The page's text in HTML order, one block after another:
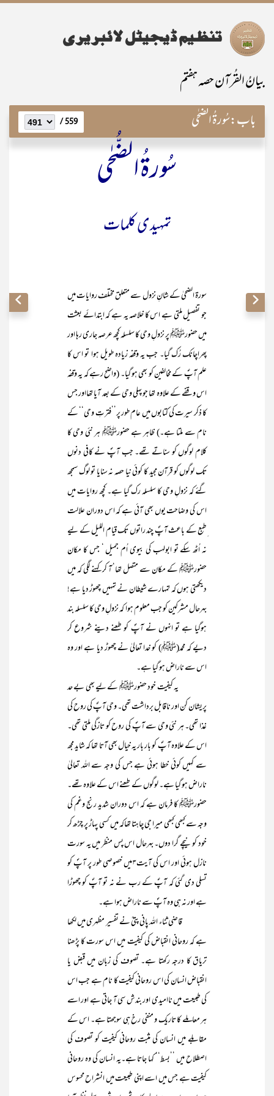
بیانُ القُرآن حصہ ہفتم
باب:سُورۃُ الضُّحٰی 559 /
سُورۃُ الضُّحٰی
تمہیدی کلمات
سورۃ الضحیٰ کے شانِ نزول سے متعلق مختلف روایات میں
جو تفصیل ملتی ہے اس کا خلاصہ یہ ہے کہ ابتدائے بعثت
میں حضورﷺ پر نزولِ وحی کا سلسلہ کچھ عرصہ جاری رہا اور
پھراچانک رُک گیا۔ جب یہ وقفہ زیادہ طویل ہوا تو اس کا
علم آپؐ کے مخالفین کو بھی ہو گیا۔ (واضح رہے کہ یہ وقفہ
اس وقفے کے علاوہ تھا جو پہلی وحی کے بعد آیا تھااور جس
کا ذکر سیرت کی کتابوں میں عام طور پر’’فترتِ وحی‘‘ کے
نام سے ملتا ہے۔) ظاہر ہے حضورﷺ ہر نئی وحی کا
کلام لوگوں کو سناتے تھے۔ جب آپؐ نے کافی دنوں
تک لوگوں کو قرآن مجید کا کوئی نیا حصہ نہ سنایا تو لوگ سمجھ
گئے کہ نزولِ وحی کا سلسلہ رک گیا ہے۔ کچھ روایات میں
اس کی وضاحت یوں بھی آئی ہے کہ اس دوران علالت
ِطبع کے باعث آپؐ چند راتوں تک قیام اللیل کے لیے
نہ اُٹھ سکے تو ابولہب کی بیوی اُم جمیل ‘ جس کا مکان
حضورﷺ کے مکان سے متصل تھا‘ آ کر کہنے لگی کہ میں
دیکھتی ہوں کہ تمہارے شیطان نے تمہیں چھوڑ دیا ہے!
بہرحال مشرکین کو جب معلوم ہوا کہ نزولِ وحی کا سلسلہ بند
ہوگیا ہے تو انہوں نے آپؐ کو طعنے دینے شروع کر
دیے کہ محمد(ﷺ) کو خدا تعالیٰ نے چھوڑ دیا ہے اور وہ
اس سے ناراض ہو گیا ہے۔
یہ کیفیت خود حضورﷺ کے لیے بھی بے حد
پریشان کن اور ناقابل برداشت تھی۔ وحی آپؐ کی روح کی
غذا تھی۔ ہر نئی وحی سے آپؐ کی روح کو تازگی ملتی تھی۔
اس کے علاوہ آپؐ کو بار بار یہ خیال بھی آتا تھا کہ شاید مجھ
سے کہیں کوئی خطا ہوئی ہے جس کی وجہ سے اللہ تعالیٰ
ناراض ہو گیا ہے۔ لوگوں کے طعنے اس کے علاوہ تھے۔
حضورﷺ کا فرمان ہے کہ اس دوران شدید رنج وغم کی
وجہ سے کبھی کبھی میرا جی چاہتا تھاکہ میں کسی پہاڑ پر چڑھ کر
خود کو نیچے گرا دوں۔ بہرحال اس پس منظر میں یہ سورت
نازل ہوئی اور اس کی آیت۳ میں خصوصی طور پر آپؐ کو
تسلی دی گئی کہ آپؐ کے رب نے نہ تو آپؐ کو چھوڑا
ہے اور نہ ہی وہ آپؐ سے ناراض ہوا ہے۔
قاضی ثناء اللہ پانی پتیؒ نے تفسیر مظہری میں لکھا
ہے کہ روحانی انقباض کی کیفیت میں اس سورت کا پڑھنا
تریاق کا درجہ رکھتا ہے۔ تصوف کی زبان میں قبض یا
انقباض انسان کی اس روحانی کیفیت کا نام ہے جب اس
کی طبیعت میں ناامیدی اور بندش سی آ جاتی ہے اور اسے
ہر معاملے کا تاریک و منفی رخ ہی سوجھتا ہے۔ اس کے
مقابلے میں انسان کی مثبت روحانی کیفیت کو تصوف کی
اصطلاح میں ’’بسط‘‘ کہا جاتا ہے۔یہ انسان کی وہ روحانی
کیفیت ہے جس میں اسے اپنی طبیعت میں انشراح محسوس